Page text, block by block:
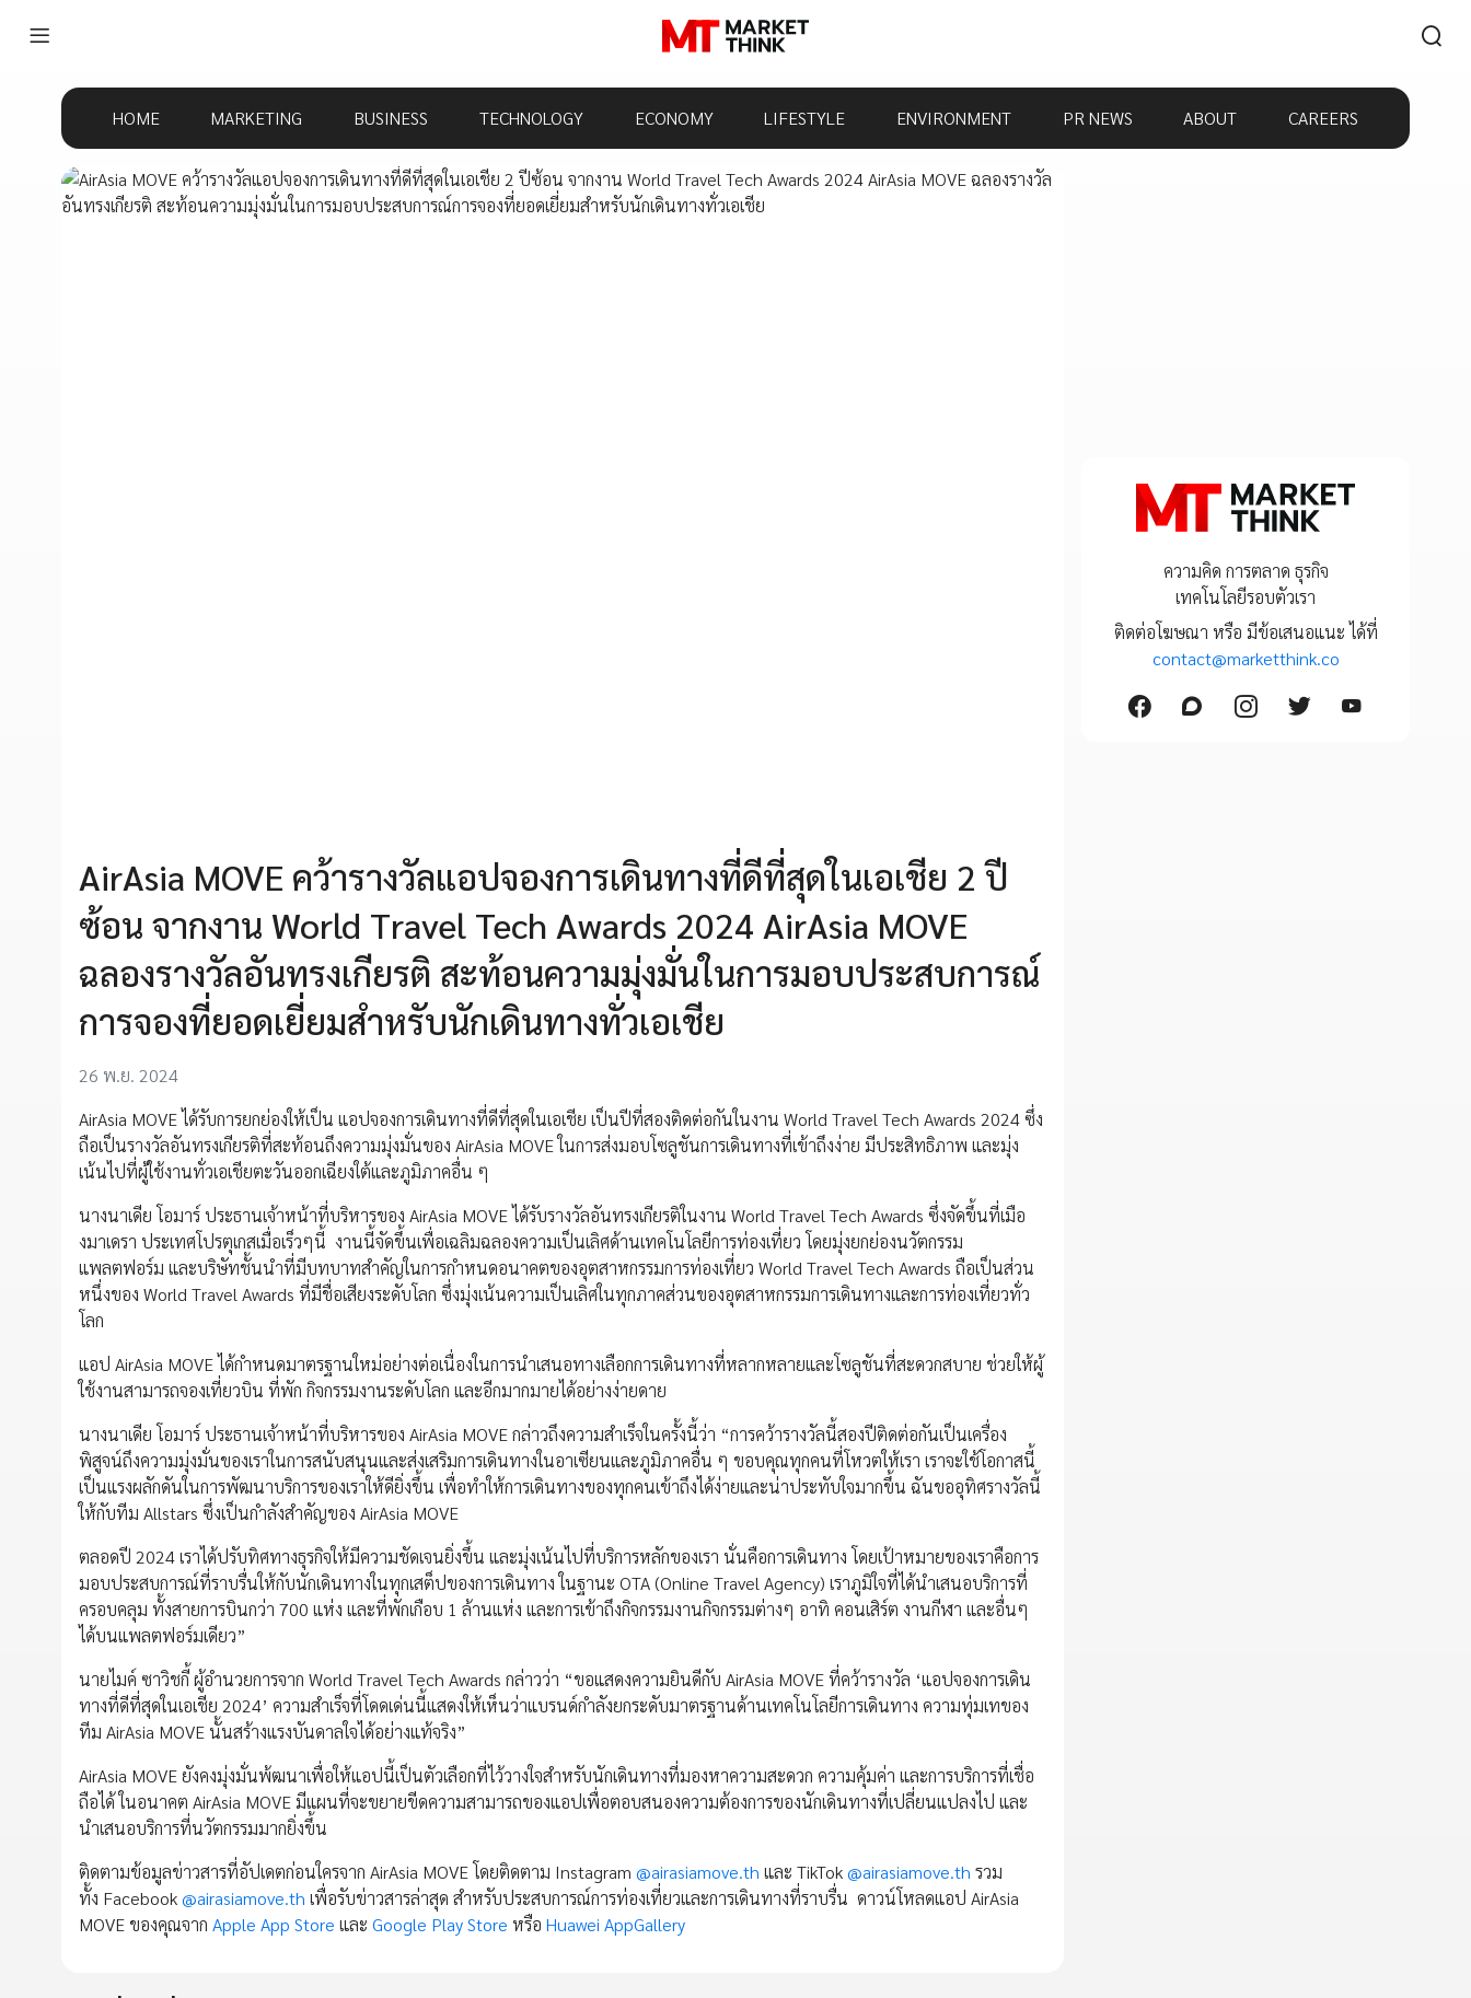
HOME MARKETING BUSINESS TECHNOLOGY ECONOMY LIFESTYLE ENVIRONMENT PR NEWS ABOUT CAREERS
AirAsia MOVE คว้ารางวัลแอปจองการเดินทางที่ดีที่สุดในเอเชีย 2 ปี
ซ้อน จากงาน World Travel Tech Awards 2024 AirAsia MOVE
ฉลองรางวัลอันทรงเกียรติ สะท้อนความมุ่งมั่นในการมอบประสบการณ์
การจองที่ยอดเยี่ยมสำหรับนักเดินทางทั่วเอเชีย
26 พ.ย. 2024
AirAsia MOVE ได้รับการยกย่องให้เป็น แอปจองการเดินทางที่ดีที่สุดในเอเชีย เป็นปีที่สองติดต่อกันในงาน World Travel Tech Awards 2024 ซึ่ง
ถือเป็นรางวัลอันทรงเกียรติที่สะท้อนถึงความมุ่งมั่นของ AirAsia MOVE ในการส่งมอบโซลูชันการเดินทางที่เข้าถึงง่าย มีประสิทธิภาพ และมุ่ง
เน้นไปที่ผู้ใช้งานทั่วเอเชียตะวันออกเฉียงใต้และภูมิภาคอื่น ๆ
นางนาเดีย โอมาร์ ประธานเจ้าหน้าที่บริหารของ AirAsia MOVE ได้รับรางวัลอันทรงเกียรติในงาน World Travel Tech Awards ซึ่งจัดขึ้นที่เมือ
งมาเดรา ประเทศโปรตุเกสเมื่อเร็วๆนี้ งานนี้จัดขึ้นเพื่อเฉลิมฉลองความเป็นเลิศด้านเทคโนโลยีการท่องเที่ยว โดยมุ่งยกย่องนวัตกรรม
แพลตฟอร์ม และบริษัทชั้นนำที่มีบทบาทสำคัญในการกำหนดอนาคตของอุตสาหกรรมการท่องเที่ยว World Travel Tech Awards ถือเป็นส่วน
หนึ่งของ World Travel Awards ที่มีชื่อเสียงระดับโลก ซึ่งมุ่งเน้นความเป็นเลิศในทุกภาคส่วนของอุตสาหกรรมการเดินทางและการท่องเที่ยวทั่ว
โลก
แอป AirAsia MOVE ได้กำหนดมาตรฐานใหม่อย่างต่อเนื่องในการนำเสนอทางเลือกการเดินทางที่หลากหลายและโซลูชันที่สะดวกสบาย ช่วยให้ผู้
ใช้งานสามารถจองเที่ยวบิน ที่พัก กิจกรรมงานระดับโลก และอีกมากมายได้อย่างง่ายดาย
นางนาเดีย โอมาร์ ประธานเจ้าหน้าที่บริหารของ AirAsia MOVE กล่าวถึงความสำเร็จในครั้งนี้ว่า “การคว้ารางวัลนี้สองปีติดต่อกันเป็นเครื่อง
พิสูจน์ถึงความมุ่งมั่นของเราในการสนับสนุนและส่งเสริมการเดินทางในอาเซียนและภูมิภาคอื่น ๆ ขอบคุณทุกคนที่โหวตให้เรา เราจะใช้โอกาสนี้
เป็นแรงผลักดันในการพัฒนาบริการของเราให้ดียิ่งขึ้น เพื่อทำให้การเดินทางของทุกคนเข้าถึงได้ง่ายและน่าประทับใจมากขึ้น ฉันขออุทิศรางวัลนี้
ให้กับทีม Allstars ซึ่งเป็นกำลังสำคัญของ AirAsia MOVE
ตลอดปี 2024 เราได้ปรับทิศทางธุรกิจให้มีความชัดเจนยิ่งขึ้น และมุ่งเน้นไปที่บริการหลักของเรา นั่นคือการเดินทาง โดยเป้าหมายของเราคือการ
มอบประสบการณ์ที่ราบรื่นให้กับนักเดินทางในทุกเสต็ปของการเดินทาง ในฐานะ OTA (Online Travel Agency) เราภูมิใจที่ได้นำเสนอบริการที่
ครอบคลุม ทั้งสายการบินกว่า 700 แห่ง และที่พักเกือบ 1 ล้านแห่ง และการเข้าถึงกิจกรรมงานกิจกรรมต่างๆ อาทิ คอนเสิร์ต งานกีฬา และอื่นๆ
ได้บนแพลตฟอร์มเดียว”
นายไมค์ ซาวิชกี้ ผู้อำนวยการจาก World Travel Tech Awards กล่าวว่า “ขอแสดงความยินดีกับ AirAsia MOVE ที่คว้ารางวัล ‘แอปจองการเดิน
ทางที่ดีที่สุดในเอเชีย 2024’ ความสำเร็จที่โดดเด่นนี้แสดงให้เห็นว่าแบรนด์กำลังยกระดับมาตรฐานด้านเทคโนโลยีการเดินทาง ความทุ่มเทของ
ทีม AirAsia MOVE นั้นสร้างแรงบันดาลใจได้อย่างแท้จริง”
AirAsia MOVE ยังคงมุ่งมั่นพ้ฒนาเพื่อให้แอปนี้เป็นตัวเลือกที่ไว้วางใจสำหรับนักเดินทางที่มองหาความสะดวก ความคุ้มค่า และการบริการที่เชื่อ
ถือได้ ในอนาคต AirAsia MOVE มีแผนที่จะขยายขีดความสามารถของแอปเพื่อตอบสนองความต้องการของนักเดินทางที่เปลี่ยนแปลงไป และ
นำเสนอบริการที่นวัตกรรมมากยิ่งขึ้น
ติดตามข้อมูลข่าวสารที่อัปเดตก่อนใครจาก AirAsia MOVE โดยติดตาม Instagram @airasiamove.th และ TikTok@airasiamove.th รวม
ทั้ง Facebook@airasiamove.th เพื่อรับข่าวสารล่าสุด สำหรับประสบการณ์การท่องเที่ยวและการเดินทางที่ราบรื่น ดาวน์โหลดแอป AirAsia
MOVE ของคุณจาก Apple App Store และ Google Play Store หรือ Huawei AppGallery
ความคิด การตลาด ธุรกิจ
เทคโนโลยีรอบตัวเรา
ติดต่อโฆษณา หรือ มีข้อเสนอแนะ ได้ที่
contact@marketthink.co